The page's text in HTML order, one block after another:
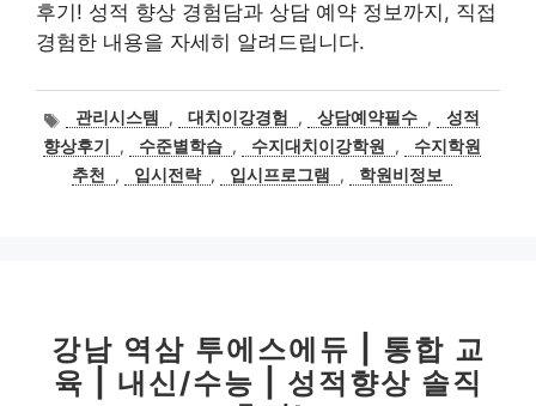
후기! 성적 향상 경험담과 상담 예약 정보까지, 직접
경험한 내용을 자세히 알려드립니다.
태
그
관리시스템 , 대치이강경험 , 상담예약필수 ,
성적
향상후기
, 수준별학습 , 수지대치이강학원 ,
수지학원
추천
, 입시전략 , 입시프로그램 , 학원비정보
강남 역삼 투에스에듀 | 통합 교
육 | 내신/수능 | 성적향상 솔직